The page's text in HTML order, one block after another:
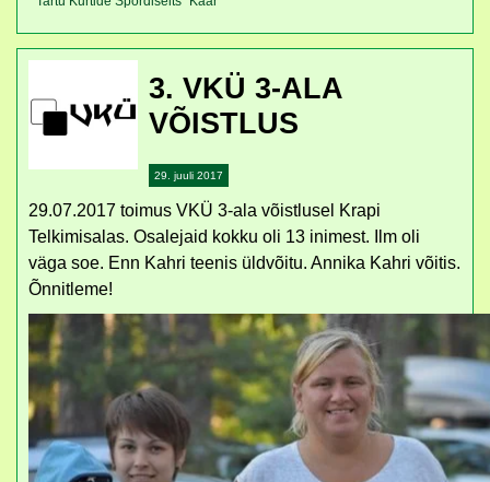
3. VKÜ 3-ALA
VÕISTLUS
29. juuli 2017
29.07.2017 toimus VKÜ 3-ala võistlusel Krapi
Telkimisalas. Osalejaid kokku oli 13 inimest. Ilm oli
väga soe. Enn Kahri teenis üldvõitu. Annika Kahri võitis.
Õnnitleme!